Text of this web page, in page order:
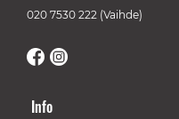
020 7530 222 (Vaihde)
Info